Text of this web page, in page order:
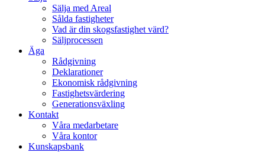
Sälja med Areal
Sålda fastigheter
Vad är din skogsfastighet värd?
Säljprocessen
Äga
Rådgivning
Deklarationer
Ekonomisk rådgivning
Fastighetsvärdering
Generationsväxling
Kontakt
Våra medarbetare
Våra kontor
Kunskapsbank